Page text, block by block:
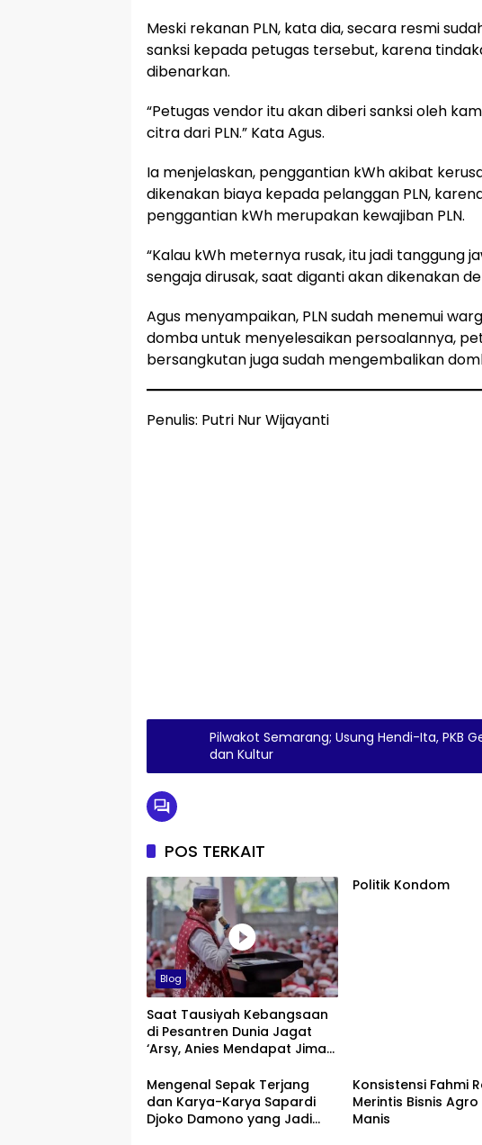
Meski rekanan PLN, kata dia, secara resmi
sanksi kepada petugas tersebut, karena
dibenarkan.
“Petugas vendor itu akan diberi sanksi oleh
citra dari PLN.” Kata Agus.
Ia menjelaskan, penggantian kWh akibat
dikenakan biaya kepada pelanggan PLN,
penggantian kWh merupakan kewajiban PLN.
“Kalau kWh meternya rusak, itu jadi tanggung
sengaja dirusak, saat diganti akan dikenakan
Agus menyampaikan, PLN sudah menemui
domba untuk menyelesaikan persoalannya,
bersangkutan juga sudah mengembalikan
Penulis: Putri Nur Wijayanti
Pilwakot Semarang; Usung Hendi-Ita, PKB
dan Kultur
POS TERKAIT
Blog
Saat Tausiyah Kebangsaan
di Pesantren Dunia Jagat
‘Arsy, Anies Mendapat Jimat
Aos
Politik Kondom
Mengenal Sepak Terjang
dan Karya-Karya Sapardi
Djoko Damono yang Jadi
Konsistensi Fahmi
Merintis Bisnis
Manis